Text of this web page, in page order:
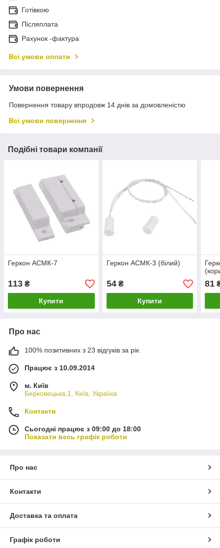
Готівкою
Післяплата
Рахунок -фактура
Всі умови оплати
Умови повернення
Повернення товару впродовж 14 днів за домовленістю
Всі умови повернення
Подібні товари компанії
Геркон АСМК-7
113 ₴
Купити
Геркон АСМК-3 (білий)
54₴
Купити
81
Про нас
100% позитивних з 23 відгуків за рік
Працює з 10.09.2014
м. Київ
Берковецька,1, Київ, Україна
Контакти
Сьогодні працює з 09:00 до 18:00
Показати весь графік роботи
Про нас
Контакти
Доставка та оплата
Графік роботи